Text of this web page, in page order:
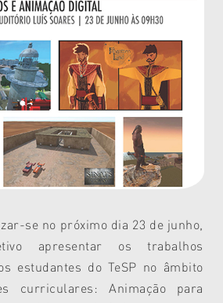
se no próximo dia 23 de junho,
apresentar os trabalhos
estudantes do TeSP no âmbito
curriculares: Animação para